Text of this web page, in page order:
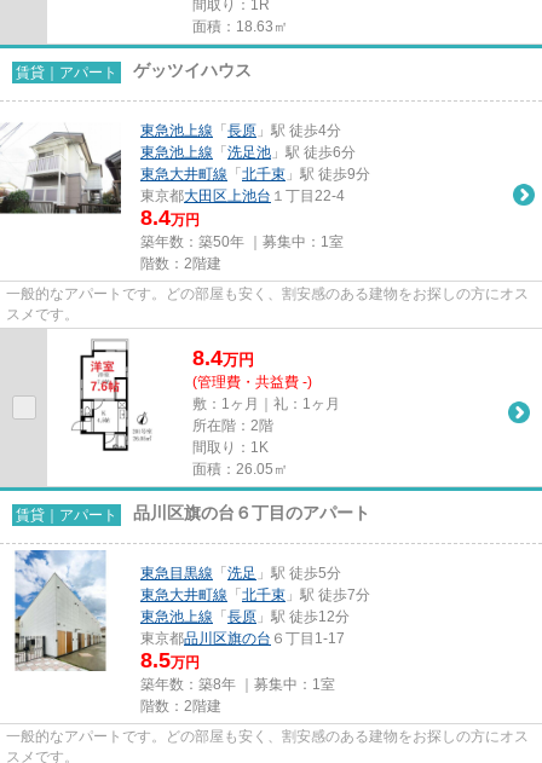
間取り：1R
面積：18.63㎡
賃貸｜アパート ゲッツイハウス
東急池上線 「 長原 」駅 徒歩4分
東急池上線 「 洗足池 」駅 徒歩6分
東急大井町線 「 北千束 」駅 徒歩9分
東京都大田区上池台 １丁目22-4
8.4万円
築年数：築50年 ｜募集中： 1室
階数：2階建
一般的なアパートです。どの部屋も安く、割安感のある建物をお探しの方にオス
スメです。
8.4万円
(管理費・共益費 -)
敷：1ヶ月｜礼：1ヶ月
所在階：2階
間取り：1K
面積：26.05㎡
賃貸｜アパート 品川区旗の台６丁目のアパート
東急目黒線 「 洗足 」駅 徒歩5分
東急大井町線 「 北千束 」駅 徒歩7分
東急池上線 「 長原 」駅 徒歩12分
東京都品川区旗の台 ６丁目1-17
8.5万円
築年数：築8年 ｜募集中： 1室
階数：2階建
一般的なアパートです。どの部屋も安く、割安感のある建物をお探しの方にオス
スメです。